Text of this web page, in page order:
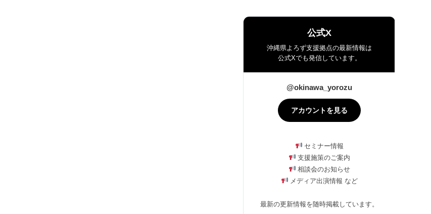
公式X
沖縄県よろず支援拠点の最新情報は
公式Xでも発信しています。
@okinawa_yorozu
アカウントを見る
セミナー情報
支援施策のご案内
相談会のお知らせ
メディア出演情報 など
最新の更新情報を随時掲載しています。